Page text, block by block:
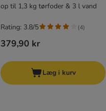
op til 1,3 kg tørfoder & 3 l vand
379,90 kr
Rating: 3.8/5 (4)
Læg i kurv